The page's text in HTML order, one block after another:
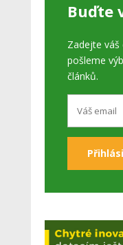
Buďte
Zadejte váš
pošleme
článků.